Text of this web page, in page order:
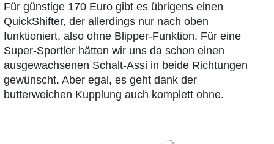
Für günstige 170 Euro gibt es übrigens einen
QuickShifter, der allerdings nur nach oben
funktioniert, also ohne Blipper-Funktion. Für eine
Super-Sportler hätten wir uns da schon einen
ausgewachsenen Schalt-Assi in beide Richtungen
gewünscht. Aber egal, es geht dank der
butterweichen Kupplung auch komplett ohne.